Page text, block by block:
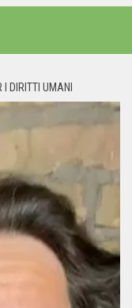
DIRITTI UMANI